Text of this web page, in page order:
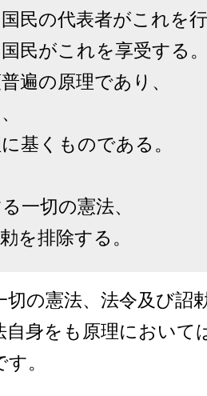
民の代表者がこれを
民がこれを享受する
遍の原理であり、
基くものである。
一切の憲法、
切の憲法、法令及び詔
自身をも原理において
。